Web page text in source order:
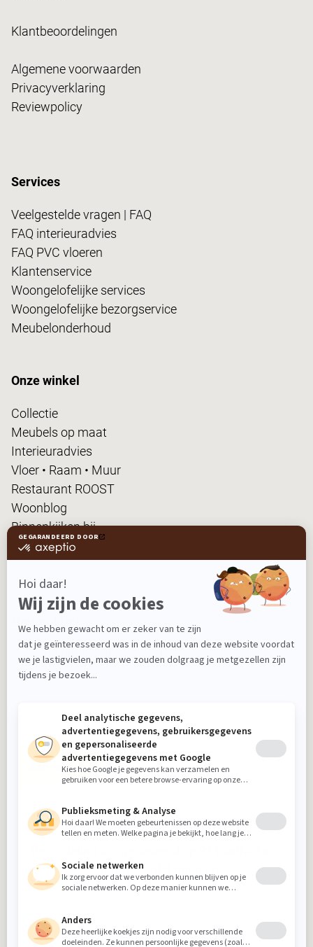
Klantbeoordelingen
Algemene voorwaarden
Privacyverklaring
Reviewpolicy
Services
Veelgestelde vragen | FAQ
FAQ interieuradvies
FAQ PVC vloeren
Klantenservice
Woongelofelijke services
Woongelofelijke bezorgservice
Meubelonderhoud
Onze winkel
Collectie
Meubels op maat
Interieuradvies
Vloer • Raam • Muur
Restaurant ROOST
Woonblog
Binnenkijken bij...
FanPas
Ontvang nieuws, tips en de laatste acties!
Aanmelden
klantbeoordelingen op
5-sterrenspecialist